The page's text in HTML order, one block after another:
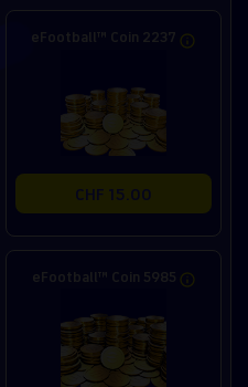
eFootball™ Coin 2237
CHF 15.00
eFootball™ Coin 5985